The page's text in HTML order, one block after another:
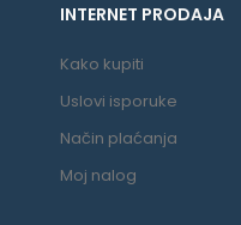
INTERNET PRODAJA
Kako kupiti
Uslovi isporuke
Način plaćanja
Moj nalog